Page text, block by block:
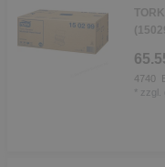
4740
zzgl.